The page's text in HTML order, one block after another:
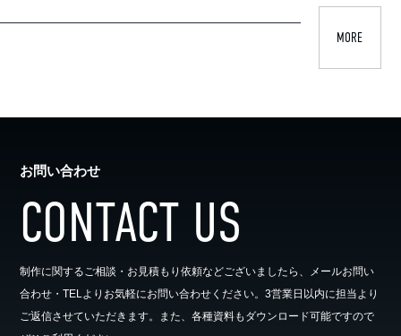
MORE
お問い合わせ
CONTACT US
制作に関するご相談・お見積もり依頼などございましたら、メールお問い
合わせ・TELよりお気軽にお問い合わせください。3営業日以内に担当より
ご返信させていただきます。また、各種資料もダウンロード可能ですので